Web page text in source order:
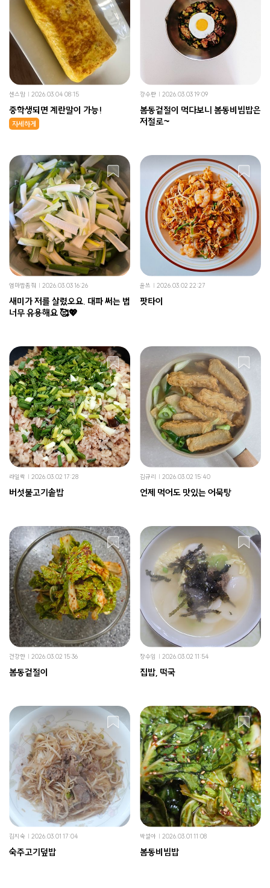
센스맘 2026.03.04 08:15
중학생되면 계란말이 가능!
자세하게
강수란 2026.03.03 19:09
봄동겉절이 먹다보니 봄동비빔밥은
저절로~
엄마밥좀줘 2026.03.03 16:26
새미가 저를 살렸오요. 대파 써는 법
너무 유용해요 🥰💖
윤쓰 2026.03.02 22:27
팟타이
라일락 2026.03.02 17:28
버섯불고기솥밥
김규리 2026.03.02 15:40
언제 먹어도 맛있는 어묵탕
건강한 2026.03.02 15:36
봄동겉절이
장수임 2026.03.02 11:54
집밥, 떡국
김지숙 2026.03.01 17:04
숙주고기덮밥
박설아 2026.03.01 11:08
봄동비빔밥